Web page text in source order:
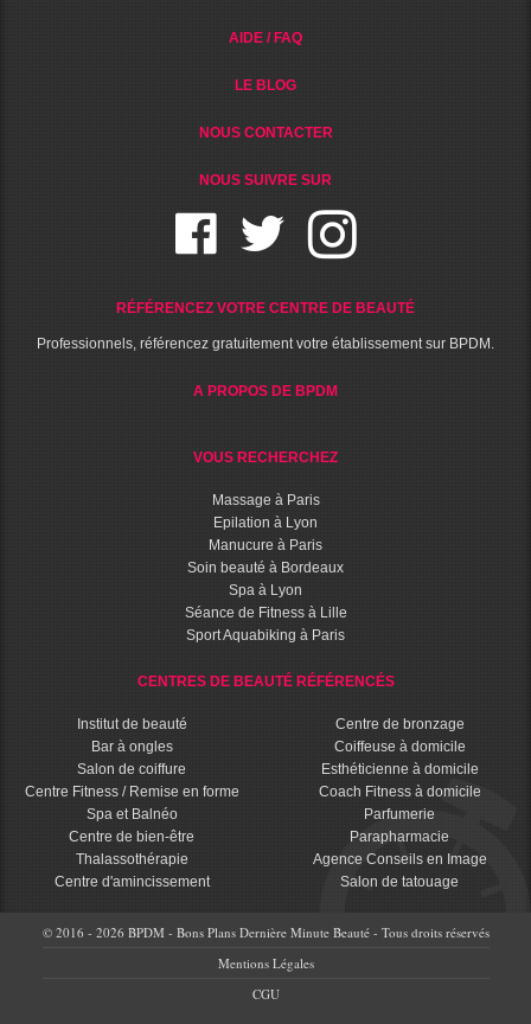
AIDE / FAQ
LE BLOG
NOUS CONTACTER
NOUS SUIVRE SUR
RÉFÉRENCEZ VOTRE CENTRE DE BEAUTÉ
Professionnels, référencez gratuitement votre établissement sur BPDM.
A PROPOS DE BPDM
VOUS RECHERCHEZ
Massage à Paris
Epilation à Lyon
Manucure à Paris
Soin beauté à Bordeaux
Spa à Lyon
Séance de Fitness à Lille
Sport Aquabiking à Paris
CENTRES DE BEAUTÉ RÉFÉRENCÉS
Institut de beauté
Bar à ongles
Salon de coiffure
Centre Fitness / Remise en forme
Spa et Balnéo
Centre de bien-être
Thalassothérapie
Centre d'amincissement
Centre de bronzage
Coiffeuse à domicile
Esthéticienne à domicile
Coach Fitness à domicile
Parfumerie
Parapharmacie
Agence Conseils en Image
Salon de tatouage
© 2016 - 2026 BPDM - Bons Plans Dernière Minute Beauté - Tous droits réservés
Mentions Légales
CGU